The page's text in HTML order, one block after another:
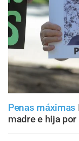
Penas máximas
madre e hija